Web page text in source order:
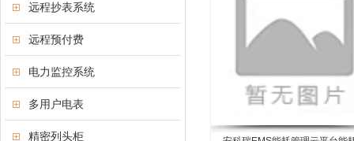
远程抄表系统
远程预付费
电力监控系统
多用户电表
精密列头柜